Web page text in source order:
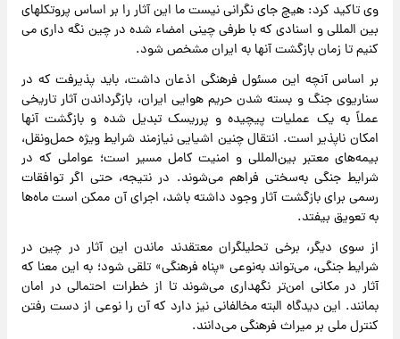
وی تاکید کرد: هیچ جای نگرانی نیست ما این آثار را بر اساس پروتکلهای
بین المللی و اسنادی که با طرفی چینی امضاء شده در چین نگه داری می
کنیم تا زمان بازگشت آنها به ایران مشخص شود.
بر اساس آنچه این مسئول فرهنگی اذعان داشت، باید پذیرفت که در
سناریوی جنگ و بسته شدن حریم هوایی ایران، بازگرداندن آثار تاریخی
عملاً به یک عملیات پیچیده و پرریسک تبدیل شده و بازگشت آنها
امکان ناپذیر است. انتقال چنین اشیایی نیازمند شرایط ویژه حمل‌ونقل،
بیمه‌های معتبر بین‌المللی و امنیت کامل مسیر است؛ عواملی که در
شرایط جنگی به‌سختی فراهم می‌شوند. در نتیجه، حتی اگر توافقات
رسمی برای بازگشت آثار وجود داشته باشد، اجرای آن ممکن است ماه‌ها
به تعویق بیفتد.
از سوی دیگر، برخی تحلیلگران معتقدند ماندن این آثار در چین در
شرایط جنگی، می‌تواند به‌نوعی «پناه فرهنگی» تلقی شود؛ به این معنا که
آثار در مکانی امن‌تر نگهداری می‌شوند تا از خطرات احتمالی در امان
بمانند. این دیدگاه البته مخالفانی نیز دارد که آن را نوعی از دست رفتن
کنترل ملی بر میراث فرهنگی می‌دانند.